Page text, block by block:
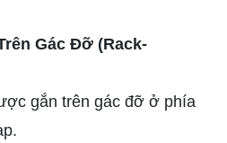
Gác Đỡ (Rack-
gắn trên gác đỡ ở phía